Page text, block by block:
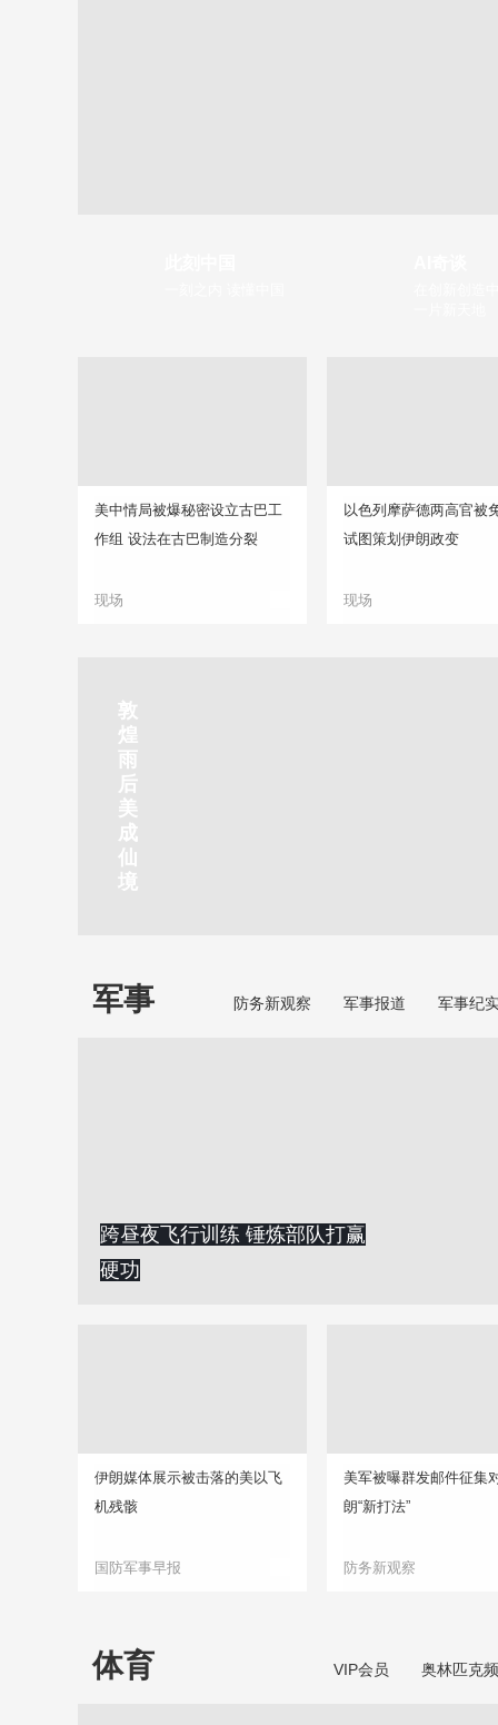
美中情局被爆秘密设立古巴工
作组 设法在古巴制造分裂
现场
以色列摩萨德两高官被
试图策划伊朗政变
现场
静赏京娘湖
京娘湖位于邯郸武安市口上村北，常年平均气温19摄氏度，夏
吉
林
市
北
山
公
园
云
探
古
北
水
镇
南
京
玄
武
湖
景
区
焦
作
红
石
峡
秦
皇
岛
金
梦
海
湾
剑
川
下
梅
岭
瀑
布
烟
雨
齐
云
山
敦
煌
雨
后
美
成
仙
境
军事 防务新观察 军事报道 军事纪
跨昼夜飞行训练 锤炼部队打赢
硬功
伊朗媒体展示被击落的美以飞
机残骸
国防军事早报
美军被曝群发邮件征集
朗“新打法”
防务新观察
体育 VIP会员 奥林匹克